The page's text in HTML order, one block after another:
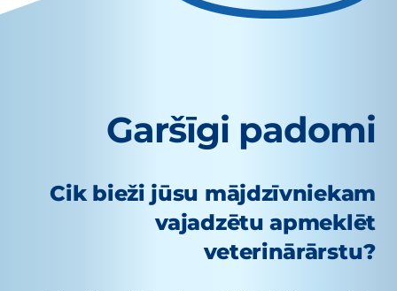
Garšīgi padomi
Cik bieži jūsu mājdzīvniekam
vajadzētu apmeklēt
veterinārārstu?